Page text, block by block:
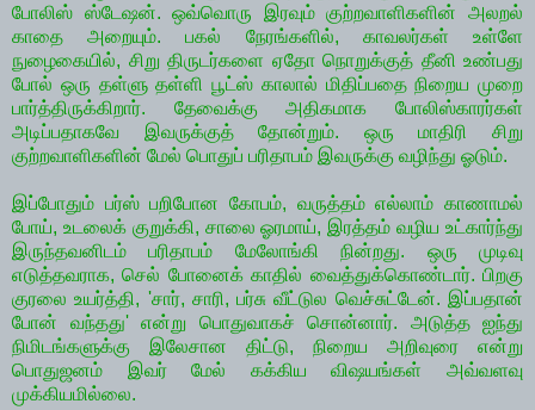
போலிஸ் ஸ்டேஷன். ஒவ்வொரு இரவும் குற்றவாளிகளின் அலறல்
காதை அறையும். பகல் நேரங்களில், காவலர்கள் உள்ளே
நுழைகையில், சிறு திருடர்களை ஏதோ நொறுக்குத் தீனி உண்பது
போல் ஒரு தள்ளு தள்ளி பூட்ஸ் காலால் மிதிப்பதை நிறைய முறை
பார்த்திருக்கிறார். தேவைக்கு அதிகமாக போலிஸ்காரர்கள்
அடிப்பதாகவே இவருக்குத் தோன்றும். ஒரு மாதிரி சிறு
குற்றவாளிகளின் மேல் பொதுப் பரிதாபம் இவருக்கு வழிந்து ஓடும்.
இப்போதும் பர்ஸ் பறிபோன கோபம், வருத்தம் எல்லாம் காணாமல்
போய், உடலைக் குறுக்கி, சாலை ஓரமாய், இரத்தம் வழிய உட்கார்ந்து
இருந்தவனிடம் பரிதாபம் மேலோங்கி நின்றது. ஒரு முடிவு
எடுத்தவராக, செல் போனைக் காதில் வைத்துக்கொண்டார். பிறகு
குரலை உயர்த்தி, 'சார், சாரி, பர்சு வீட்டுல வெச்சுட்டேன். இப்பதான்
போன் வந்தது' என்று பொதுவாகச் சொன்னார். அடுத்த ஐந்து
நிமிடங்களுக்கு இலேசான திட்டு, நிறைய அறிவுரை என்று
பொதுஜனம் இவர் மேல் கக்கிய விஷயங்கள் அவ்வளவு
முக்கியமில்லை.